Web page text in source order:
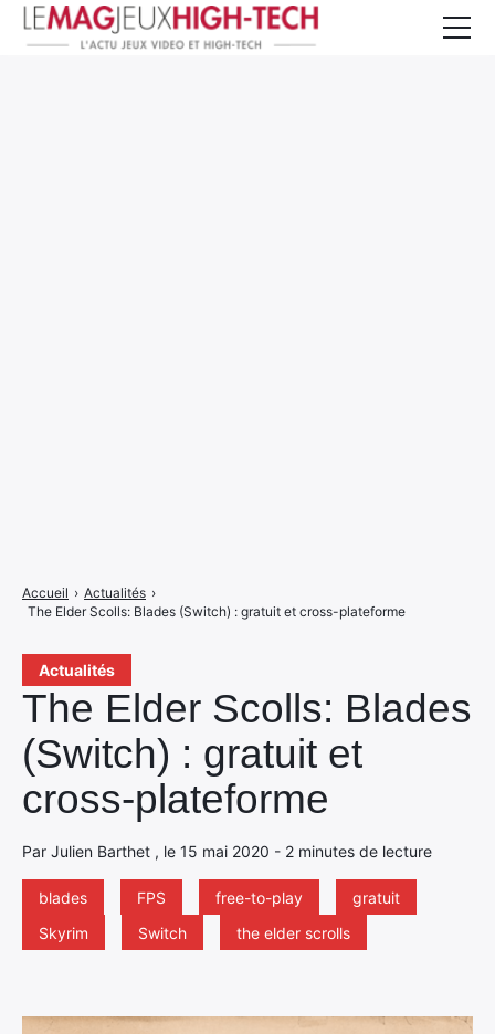
Actualités
The Elder Scolls: Blades
(Switch) : gratuit et
cross-plateforme
Par Julien Barthet , le 15 mai 2020 - 2 minutes de lecture
blades FPS free-to-play
gratuit
Skyrim
Switch the elder scrolls
Accueil › Actualités ›
The Elder Scolls: Blades (Switch) : gratuit et cross-plateforme